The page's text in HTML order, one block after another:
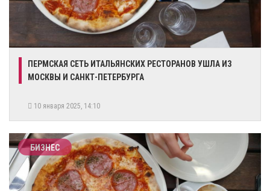
ПЕРМСКАЯ СЕТЬ ИТАЛЬЯНСКИХ РЕСТОРАНОВ УШЛА ИЗ
МОСКВЫ И САНКТ-ПЕТЕРБУРГА
10 января 2025, 14:10
БИЗНЕС